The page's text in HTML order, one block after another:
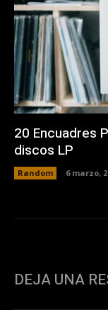
20 Encuadres
discos LP
Random 6 marzo,
DEJA UNA